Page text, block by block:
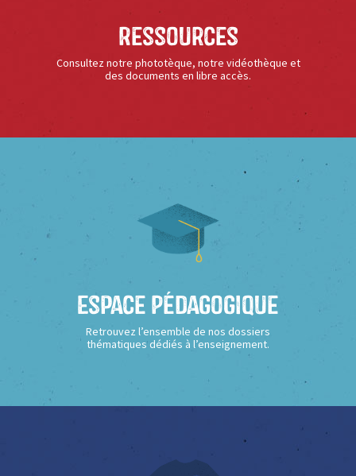
Ressources
Consultez notre phototèque, notre vidéothèque et
des documents en libre accès.
Espace Pédagogique
Retrouvez l’ensemble de nos dossiers
thématiques dédiés à l’enseignement.